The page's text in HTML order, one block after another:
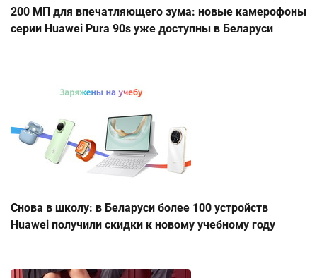
200 МП для впечатляющего зума: новые камерофоны
серии Huawei Pura 90s уже доступны в Беларуси
Снова в школу: в Беларуси более 100 устройств
Huawei получили скидки к новому учебному году